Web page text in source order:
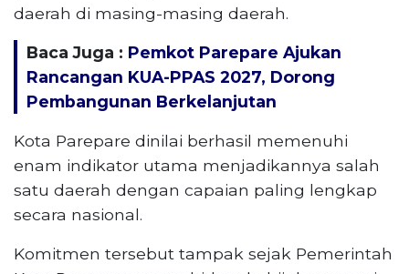
daerah di masing-masing daerah.
Baca Juga : Pemkot Parepare Ajukan
Rancangan KUA-PPAS 2027, Dorong
Pembangunan Berkelanjutan
Kota Parepare dinilai berhasil memenuhi
enam indikator utama menjadikannya salah
satu daerah dengan capaian paling lengkap
secara nasional.
Komitmen tersebut tampak sejak Pemerintah